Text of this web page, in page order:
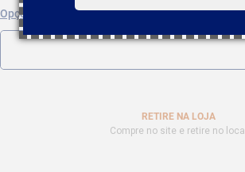
Opções de parcelamento
RETIRE NA LOJA
Compre no site e retire no local